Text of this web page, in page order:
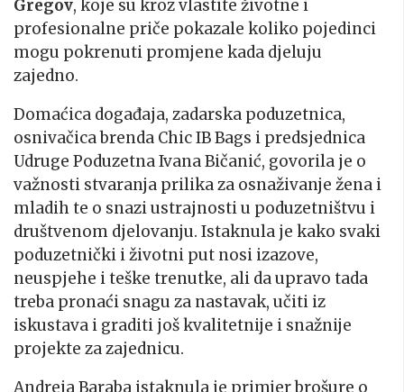
Gregov, koje su kroz vlastite životne i
profesionalne priče pokazale koliko pojedinci
mogu pokrenuti promjene kada djeluju
zajedno.
Domaćica događaja, zadarska poduzetnica,
osnivačica brenda Chic IB Bags i predsjednica
Udruge Poduzetna Ivana Bičanić, govorila je o
važnosti stvaranja prilika za osnaživanje žena i
mladih te o snazi ustrajnosti u poduzetništvu i
društvenom djelovanju. Istaknula je kako svaki
poduzetnički i životni put nosi izazove,
neuspjehe i teške trenutke, ali da upravo tada
treba pronaći snagu za nastavak, učiti iz
iskustava i graditi još kvalitetnije i snažnije
projekte za zajednicu.
Andreja Baraba istaknula je primjer brošure o